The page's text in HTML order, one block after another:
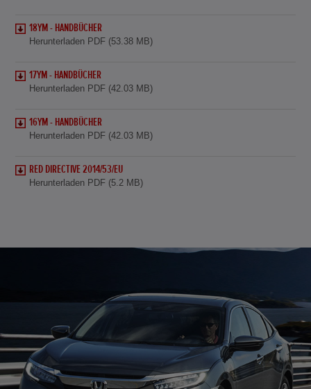
18YM - HANDBÜCHER
Herunterladen PDF (53.38 MB)
17YM - HANDBÜCHER
Herunterladen PDF (42.03 MB)
16YM - HANDBÜCHER
Herunterladen PDF (42.03 MB)
RED DIRECTIVE 2014/53/EU
Herunterladen PDF (5.2 MB)